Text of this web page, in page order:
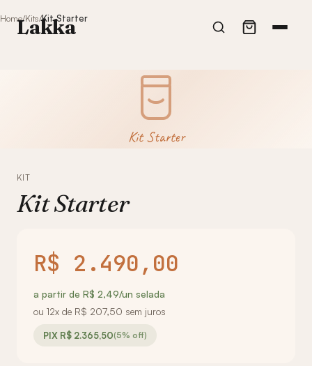
Lakka
Home Kits Kit Starter
Kit Starter
KIT
Kit Starter
R$ 2.490,00
a partir de R$ 2,49/un selada
ou 12x de R$ 207,50 sem juros
PIX R$ 2.365,50(5% off)